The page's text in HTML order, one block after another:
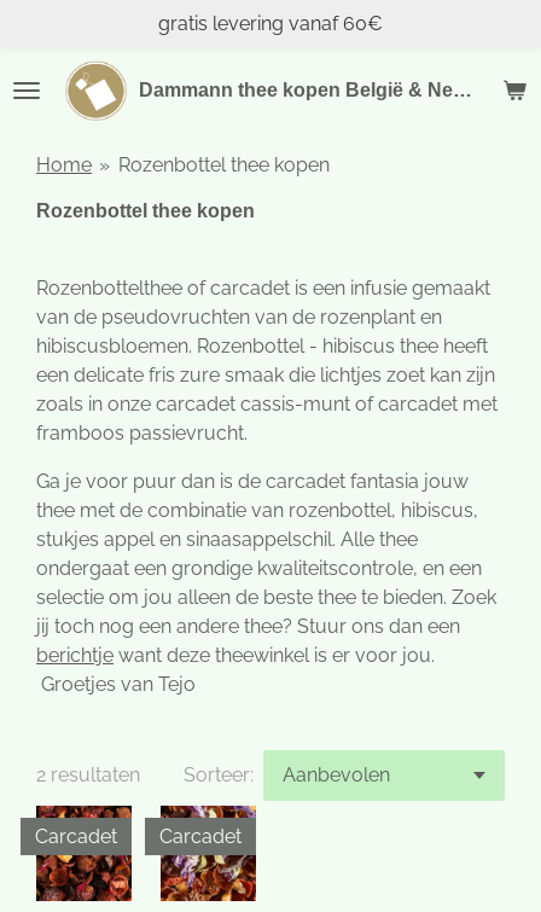
naar
Dammann thee kopen België & Nederland
gratis levering vanaf 60€
Home » Rozenbottel thee kopen
Rozenbottel thee kopen
Rozenbottelthee of carcadet is een infusie gemaakt
van de pseudovruchten van de rozenplant en
hibiscusbloemen. Rozenbottel - hibiscus thee heeft
een delicate fris zure smaak die lichtjes zoet kan zijn
zoals in onze carcadet cassis-munt of carcadet met
framboos passievrucht.
Ga je voor puur dan is de carcadet fantasia jouw
thee met de combinatie van rozenbottel, hibiscus,
stukjes appel en sinaasappelschil. Alle thee
ondergaat een grondige kwaliteitscontrole, en een
selectie om jou alleen de beste thee te bieden. Zoek
jij toch nog een andere thee? Stuur ons dan een
berichtje want deze theewinkel is er voor jou.
Groetjes van Tejo
2 resultaten Sorteer:
Carcadet Carcadet